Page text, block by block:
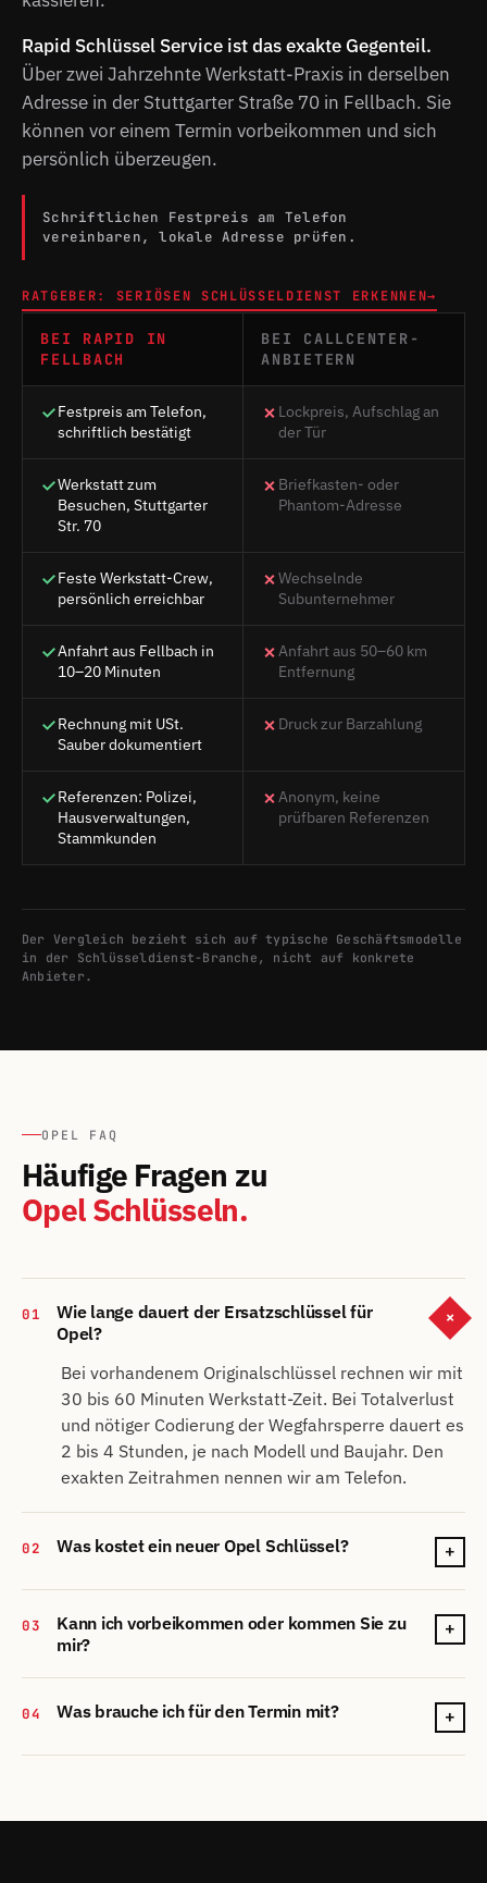
Rapid Schlüssel Service ist das exakte Gegenteil.
Über zwei Jahrzehnte Werkstatt-Praxis in derselben
Adresse in der Stuttgarter Straße 70 in Fellbach. Sie
können vor einem Termin vorbeikommen und sich
persönlich überzeugen.
Schriftlichen Festpreis am Telefon
vereinbaren, lokale Adresse prüfen.
RATGEBER: SERIÖSEN SCHLÜSSELDIENST ERKENNEN→
BEI RAPID IN
FELLBACH
BEI CALLCENTER-
ANBIETERN
Festpreis am Telefon,
schriftlich bestätigt
Lockpreis, Aufschlag an
der Tür
Werkstatt zum
Besuchen, Stuttgarter
Str. 70
Briefkasten- oder
Phantom-Adresse
Feste Werkstatt-Crew,
persönlich erreichbar
Wechselnde
Subunternehmer
Anfahrt aus Fellbach in
10–20 Minuten
Anfahrt aus 50–60 km
Entfernung
Rechnung mit USt.
Sauber dokumentiert
Druck zur Barzahlung
Referenzen: Polizei,
Hausverwaltungen,
Stammkunden
Anonym, keine
prüfbaren Referenzen
Der Vergleich bezieht sich auf typische Geschäftsmodelle
in der Schlüsseldienst-Branche, nicht auf konkrete
Anbieter.
OPEL FAQ
Häufige Fragen zu
Opel Schlüsseln.
01
Wie lange dauert der Ersatzschlüssel für
Opel?
+
Bei vorhandenem Originalschlüssel rechnen wir mit
30 bis 60 Minuten Werkstatt-Zeit. Bei Totalverlust
und nötiger Codierung der Wegfahrsperre dauert es
2 bis 4 Stunden, je nach Modell und Baujahr. Den
exakten Zeitrahmen nennen wir am Telefon.
02 Was kostet ein neuer Opel Schlüssel? +
03
Kann ich vorbeikommen oder kommen Sie zu
mir?
+
04 Was brauche ich für den Termin mit? +